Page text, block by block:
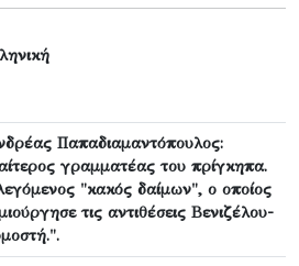
Παπαδιαμαντόπουλος:
γραμματέας του πρίγκηπα.
"κακός δαίμων", ο οποίος
τις αντιθέσεις Βενιζέλου-